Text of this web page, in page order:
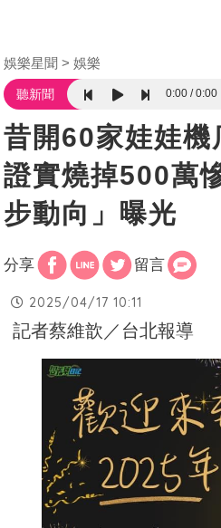
娛樂星聞 娛樂
聽新聞 0:00 0:00
昔開60家娃娃機
證實燒掉500萬
步動向」曝光
分享 留言
2025/04/17 10:11
記者蔡維歆／台北報導